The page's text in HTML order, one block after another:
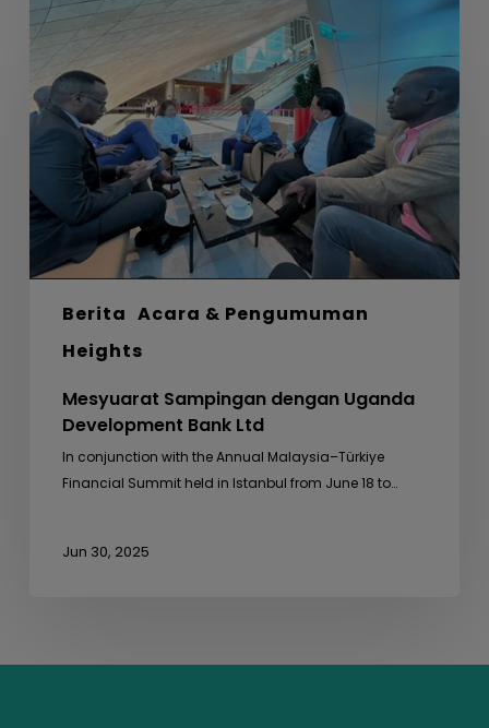
Berita Acara & Pengumuman
Heights
Sampingan
Uganda
Development
Bank
Mesyuarat Sampingan dengan Uganda
Development Bank Ltd
In conjunction with the Annual Malaysia–Türkiye
Financial Summit held in Istanbul from June 18 to…
Jun 30, 2025